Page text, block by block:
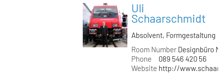
Uli
Schaarschmidt
Absolvent, Formgestaltung
Room NumberDesignbüro
Phone
089 546 420 56
Website http://